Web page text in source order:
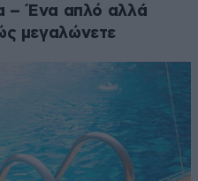
– Ένα απλό αλλά
μεγαλώνετε